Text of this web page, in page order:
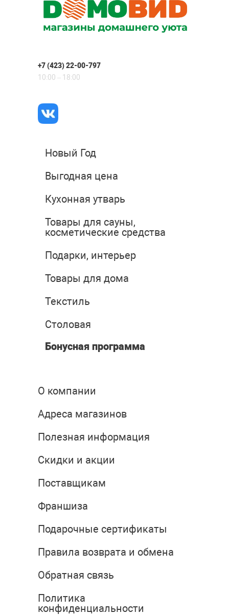
+7 (423) 22-00-797
10:00 – 18:00
Новый Год
Выгодная цена
Кухонная утварь
Товары для сауны,
косметические средства
Подарки, интерьер
Товары для дома
Текстиль
Столовая
Бонусная программа
О компании
Адреса магазинов
Полезная информация
Скидки и акции
Поставщикам
Франшиза
Подарочные сертификаты
Правила возврата и обмена
Обратная связь
Политика
конфиденциальности